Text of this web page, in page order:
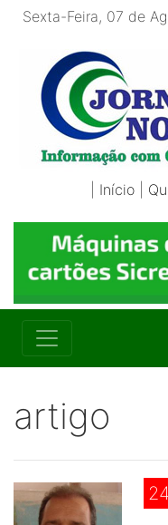
Sexta-Feira, 07 de
Início
artigo